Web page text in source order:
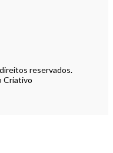
reservados.
Criativo